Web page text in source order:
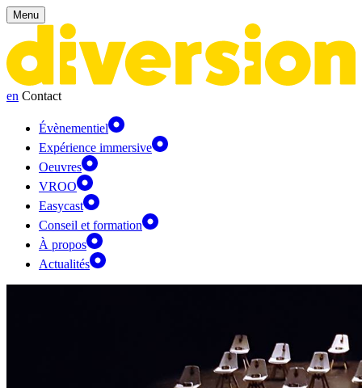
Panneau de gestion des cookies
Menu
en Contact
Évènementiel
Expérience immersive
Oeuvres
VROO
Easycast
Conseil et formation
À propos
Actualités